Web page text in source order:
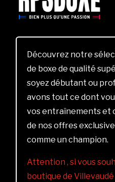
Découvrez notre
de boxe de qualité
soyez débutant ou
avons tout ce dont
vos entraînements et
de nos offres
comme un champion.
Attention , si vous
boutique de